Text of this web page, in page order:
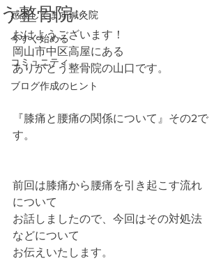
感謝してます鍼灸院
今すぐ始める
コミュニティ
ブログ作成のヒント
う整骨院
おはようございます！
岡山市中区高屋にある
ありがとう整骨院の山口です。
『膝痛と腰痛の関係について』その2で
す。
前回は膝痛から腰痛を引き起こす流れ
について
お話しましたので、今回はその対処法
などについて
お伝えいたします。